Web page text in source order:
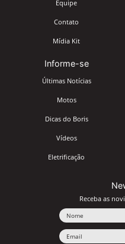
Equipe
Contato
Mídia Kit
Informe-se
Últimas Notícias
Motos
Dicas do Boris
Vídeos
Eletrificação
Receba as